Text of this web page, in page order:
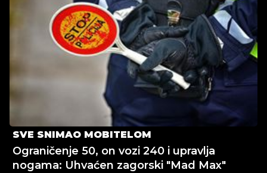
SVE SNIMAO MOBITELOM
Ograničenje 50, on vozi 240 i upravlja
nogama: Uhvaćen zagorski "Mad Max"